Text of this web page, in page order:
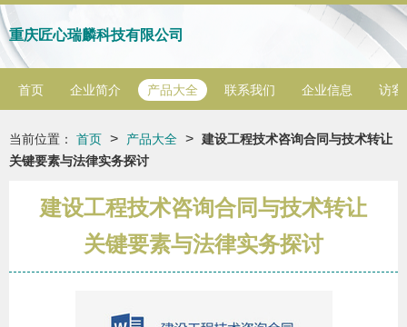
重庆匠心瑞麟科技有限公司
首页 企业简介 产品大全 联系我们 企业信息 访客
当前位置： 首页 > 产品大全 > 建设工程技术咨询合同与技术转让
关键要素与法律实务探讨
建设工程技术咨询合同与技术转让
关键要素与法律实务探讨